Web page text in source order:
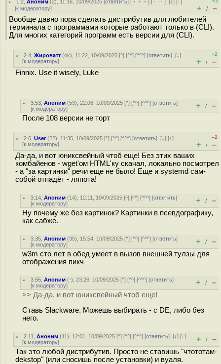
1.2 ,Аноним (2), 11:16, 10/09/2025 [ответить ﹢﹢﹢ · · · ↓ ↑
[к модератору] + / –
Вообще давно пора сделать дистрибутив для любителей
терминала с программами которые работают только в (CLI).
Для многих категорий программ есть версии для (CLI).
2.4 ,Жироватт (ok), 11:22, 10/09/2025 [^] [^^] [^^^] [ответить][↓]
[к модератору]
+2
+ / –
Finnix. Use it wisely, Luke
3.53 ,Аноним (53), 22:08, 10/09/2025 [^] [^^] [^^^] [ответить]
[к модератору] + / –
После 108 версии не торт
2.6 ,User(??), 11:35, 10/09/2025 [^] [^^] [^^^] [ответить][↓] [↑]
[к модератору]
–2
+ / –
Да-да, и вот юниксвейный чтоб еще! Без этих ваших
комбайенов - wget'ом HTML'ку скачал, локально посмотрел
- а "за картинки" речи еще не было! Еще и systemd сам-
собой отпадёт - ляпота!
3.14 ,Аноним (14), 12:11, 10/09/2025 [^] [^^] [^^^] [ответить]
[к модератору] + / –
Ну почему же без картинок? Картинки в псевдографику,
как сабже.
3.35 ,Аноним (35), 15:54, 10/09/2025 [^] [^^] [^^^] [ответить]
[к модератору] + / –
w3m сто лет в обед умеет в вызов внешней тулзы для
отображения пикч
3.55 ,Аноним (-), 23:26, 10/09/2025 [^] [^^] [^^^] [ответить]
[к модератору] + / –
>> Да-да, и вот юниксвейный чтоб еще!
Ставь Slackware. Можешь выбирать - с DE, либо без
него.
2.11 ,Аноним (11), 12:01, 10/09/2025 [^] [^^] [^^^] [ответить][↓] [↑]
[к модератору] + / –
Так это любой дистрибутив. Просто не ставишь "чтототам-
dekstop" (или сносишь после установки) и вуаля.